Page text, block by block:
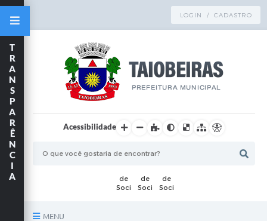
LOGIN / CADASTRO
Acessibilidade
MENU
T
R
A
N
S
P
A
R
Ê
N
C
I
A